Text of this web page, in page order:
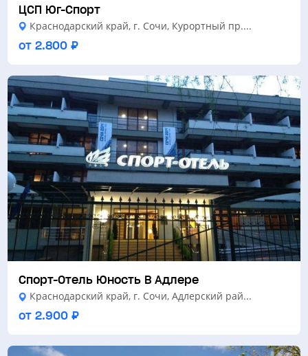
ЦСП Юг-Спорт
Краснодарский край, г. Сочи, Курортный пр....
от 2.800 ₽
Спорт-Отель Юность В Адлере
Краснодарский край, г. Сочи, Адлерский рай...
от 2.900 ₽